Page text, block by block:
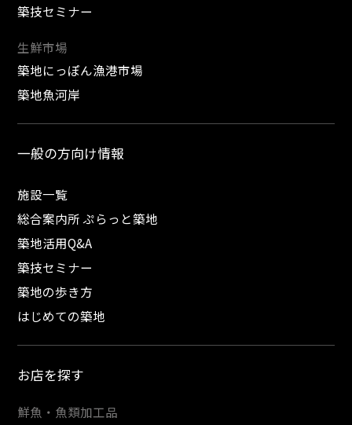
築技セミナー
生鮮市場
築地にっぽん漁港市場
築地魚河岸
一般の方向け情報
施設一覧
総合案内所 ぷらっと築地
築地活用Q&A
築技セミナー
築地の歩き方
はじめての築地
お店を探す
鮮魚・魚類加工品